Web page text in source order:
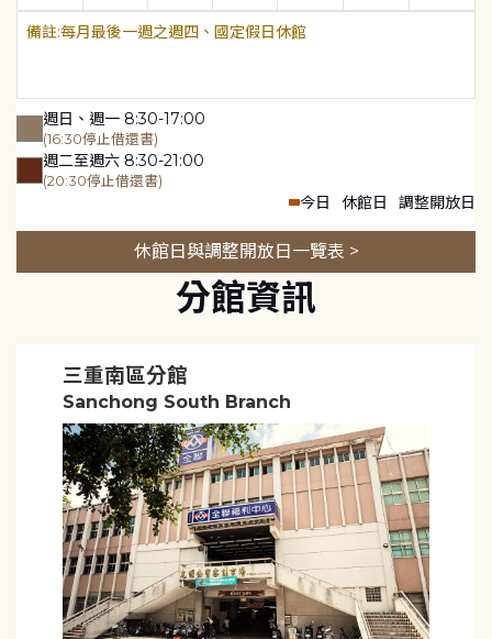
每月最後一週之週四、國定假日休館
週日、週一 8:30-17:00
(16:30停止借還書)
週二至週六 8:30-21:00
(20:30停止借還書)
今日 休館日 調整開放日
休館日與調整開放日一覽表 >
分館資訊
三重南區分館
Sanchong South Branch